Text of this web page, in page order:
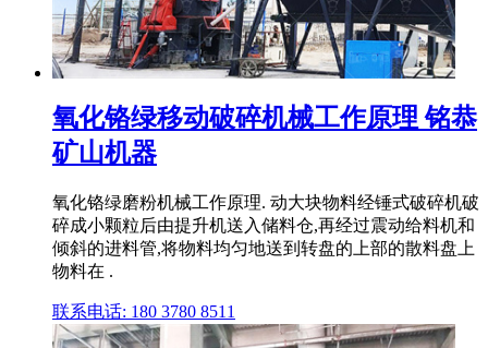
氧化铬绿移动破碎机械工作原理 铭恭
矿山机器
氧化铬绿磨粉机械工作原理. 动大块物料经锤式破碎机破
碎成小颗粒后由提升机送入储料仓,再经过震动给料机和
倾斜的进料管,将物料均匀地送到转盘的上部的散料盘上
物料在 .
联系电话: 180 3780 8511